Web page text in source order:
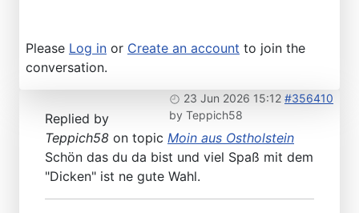
Please Log in or Create an account to join the
conversation.
23 Jun 2026 15:12 #356410
by Teppich58
Replied by
Teppich58 on topic Moin aus Ostholstein
Schön das du da bist und viel Spaß mit dem
"Dicken" ist ne gute Wahl.